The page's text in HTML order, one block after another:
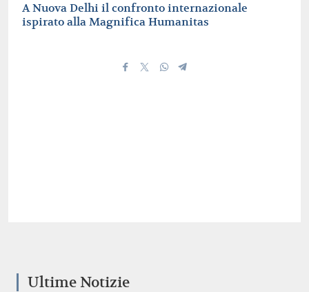
A Nuova Delhi il confronto internazionale
ispirato alla Magnifica Humanitas
Ultime Notizie